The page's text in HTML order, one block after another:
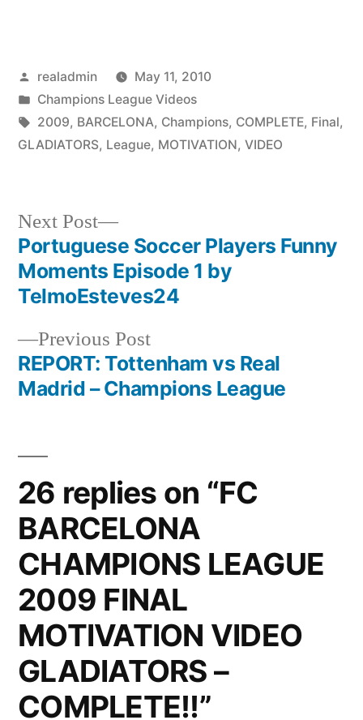
Posted
by
realadmin
May 11, 2010
Posted
in
Champions League Videos
Tags:
2009, BARCELONA, Champions, COMPLETE, Final,
GLADIATORS, League, MOTIVATION, VIDEO
Post
navigation
Previous PostPrevious
post:
REPORT: Tottenham vs Real
Madrid – Champions League
Next Post
Next
post:
Portuguese Soccer Players Funny
Moments Episode 1 by
TelmoEsteves24
26 replies on “FC
BARCELONA
CHAMPIONS LEAGUE
2009 FINAL
MOTIVATION VIDEO
GLADIATORS –
COMPLETE!!”